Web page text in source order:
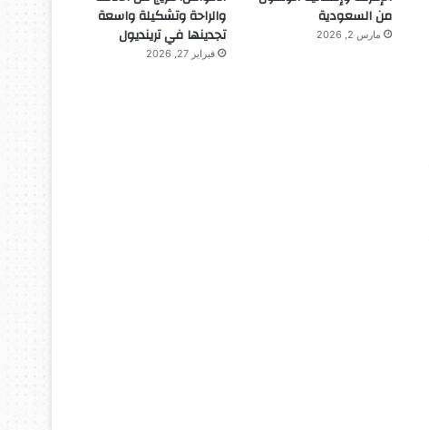
من السعودية
مارس 2, 2026
والراحة وتشكيلة واسعة
تجدينها في ترينديول
فبراير 27, 2026